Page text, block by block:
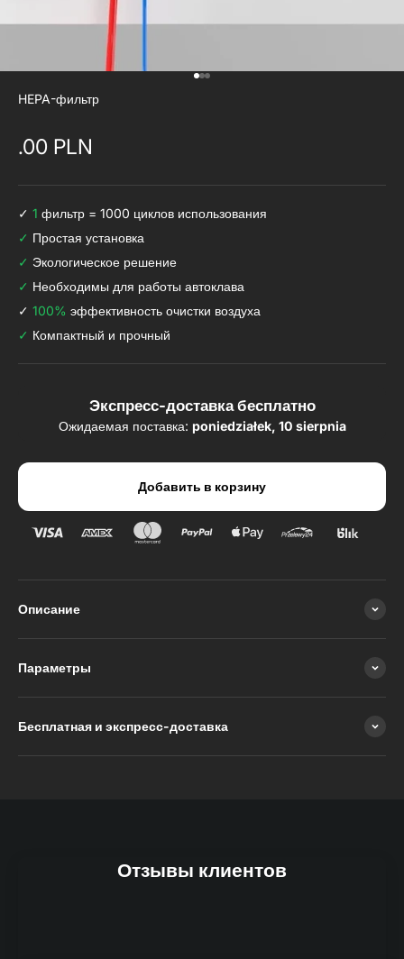
HEPA-фильтр
Промо-цена123
.00 PLN
✓ 1 фильтр = 1000 циклов использования
✓ Простая установка
✓ Экологическое решение
✓ Необходимы для работы автоклава
✓ 100% эффективность очистки воздуха
✓ Компактный и прочный
Экспресс-доставка бесплатно
Ожидаемая поставка: poniedziałek, 10 sierpnia
Добавить в корзину
Описание
Параметры
Бесплатная и экспресс-доставка
Отзывы клиентов